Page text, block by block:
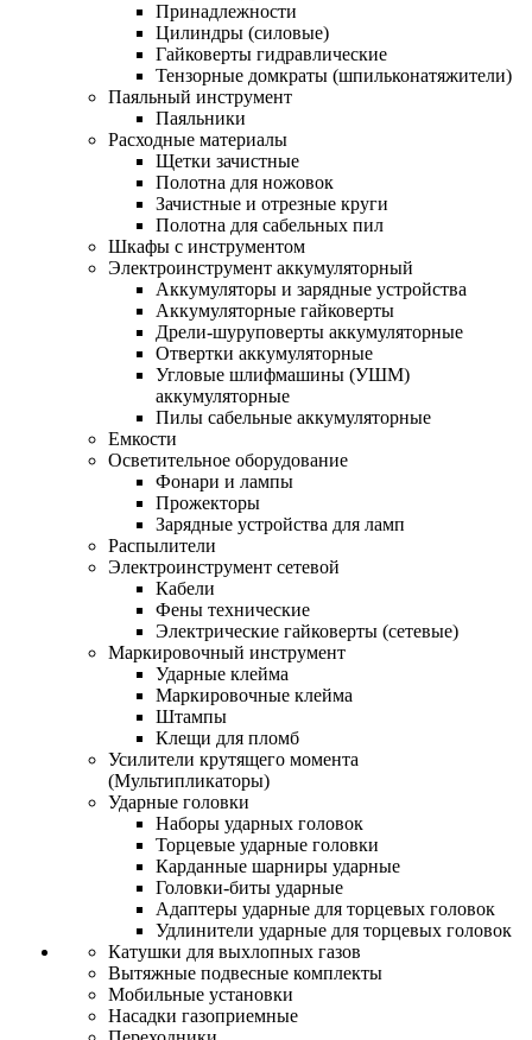
Принадлежности
Цилиндры (силовые)
Гайковерты гидравлические
Тензорные домкраты (шпильконатяжители)
Паяльный инструмент
Паяльники
Расходные материалы
Щетки зачистные
Полотна для ножовок
Зачистные и отрезные круги
Полотна для сабельных пил
Шкафы с инструментом
Электроинструмент аккумуляторный
Аккумуляторы и зарядные устройства
Аккумуляторные гайковерты
Дрели-шуруповерты аккумуляторные
Отвертки аккумуляторные
Угловые шлифмашины (УШМ)
аккумуляторные
Пилы сабельные аккумуляторные
Емкости
Осветительное оборудование
Фонари и лампы
Прожекторы
Зарядные устройства для ламп
Распылители
Электроинструмент сетевой
Кабели
Фены технические
Электрические гайковерты (сетевые)
Маркировочный инструмент
Ударные клейма
Маркировочные клейма
Штампы
Клещи для пломб
Усилители крутящего момента
(Мультипликаторы)
Ударные головки
Наборы ударных головок
Торцевые ударные головки
Карданные шарниры ударные
Головки-биты ударные
Адаптеры ударные для торцевых головок
Удлинители ударные для торцевых головок
Катушки для выхлопных газов
Вытяжные подвесные комплекты
Мобильные установки
Насадки газоприемные